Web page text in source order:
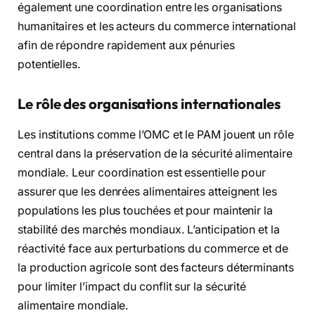
également une coordination entre les organisations
humanitaires et les acteurs du commerce international
afin de répondre rapidement aux pénuries
potentielles.
Le rôle des organisations internationales
Les institutions comme l’OMC et le PAM jouent un rôle
central dans la préservation de la sécurité alimentaire
mondiale. Leur coordination est essentielle pour
assurer que les denrées alimentaires atteignent les
populations les plus touchées et pour maintenir la
stabilité des marchés mondiaux. L’anticipation et la
réactivité face aux perturbations du commerce et de
la production agricole sont des facteurs déterminants
pour limiter l’impact du conflit sur la sécurité
alimentaire mondiale.